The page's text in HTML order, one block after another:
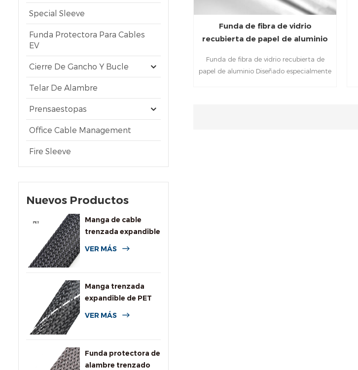
Special Sleeve
Funda Protectora Para Cables
EV
Cierre De Gancho Y Bucle
Telar De Alambre
Prensaestopas
Office Cable Management
Fire Sleeve
Nuevos Productos
Manga de cable
trenzada expandible
de PET de uso
VER MÁS
Manga trenzada
expandible de PET
de alta resistencia a
VER MÁS
Funda protectora de
alambre trenzado
Funda de fibra de vidrio
recubierta de papel de aluminio
Funda de fibra de vidrio recubierta de
papel de aluminio Diseñado especialmente